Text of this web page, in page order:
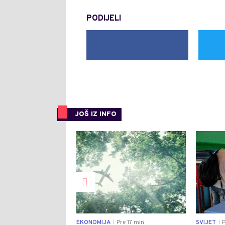
PODIJELI
JOŠ IZ INFO
0
EKONOMIJA Pre 17 min SVIJET